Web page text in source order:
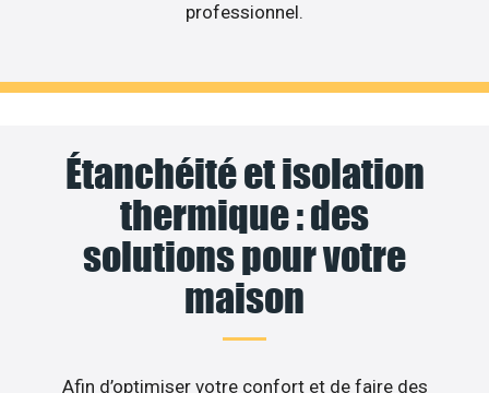
professionnel.
Étanchéité et isolation
thermique : des
solutions pour votre
maison
Afin d’optimiser votre confort et de faire des